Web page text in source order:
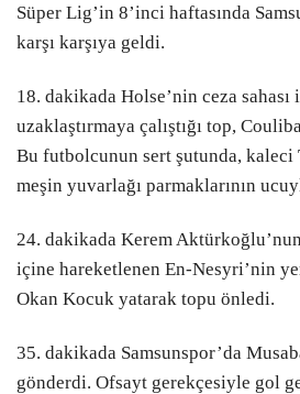
EKONOMİ
BURSA BÜYÜKŞEHİR
ASAYİŞ
EĞİTİM
Süper Lig’in 8’inci haftasında
karşı karşıya geldi.
18. dakikada Holse’nin ceza sahası
uzaklaştırmaya çalıştığı top,
Bu futbolcunun sert şutunda, kaleci
meşin yuvarlağı parmaklarının
24. dakikada Kerem Aktürkoğlu’nun
içine hareketlenen En-Nesyri’nin
Okan Kocuk yatarak topu önledi.
35. dakikada Samsunspor’da
gönderdi. Ofsayt gerekçesiyle gol